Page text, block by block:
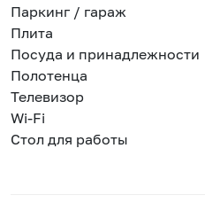
Паркинг / гараж
Плита
Посуда и принадлежности
Полотенца
Телевизор
Wi-Fi
Стол для работы